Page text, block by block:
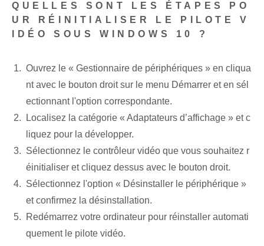
QUELLES SONT LES ÉTAPES PO
UR RÉINITIALISER LE PILOTE V
IDÉO SOUS WINDOWS 10 ?
Ouvrez le « Gestionnaire de périphériques » en cliqua
nt avec le bouton droit sur le menu Démarrer et en sél
ectionnant l'option correspondante.
Localisez la catégorie « Adaptateurs d’affichage » et c
liquez pour la développer.
Sélectionnez le contrôleur vidéo que vous souhaitez r
éinitialiser et cliquez dessus avec le bouton droit.
Sélectionnez l'option « Désinstaller le périphérique »
et confirmez la désinstallation.
Redémarrez votre ordinateur pour réinstaller automati
quement le pilote vidéo.